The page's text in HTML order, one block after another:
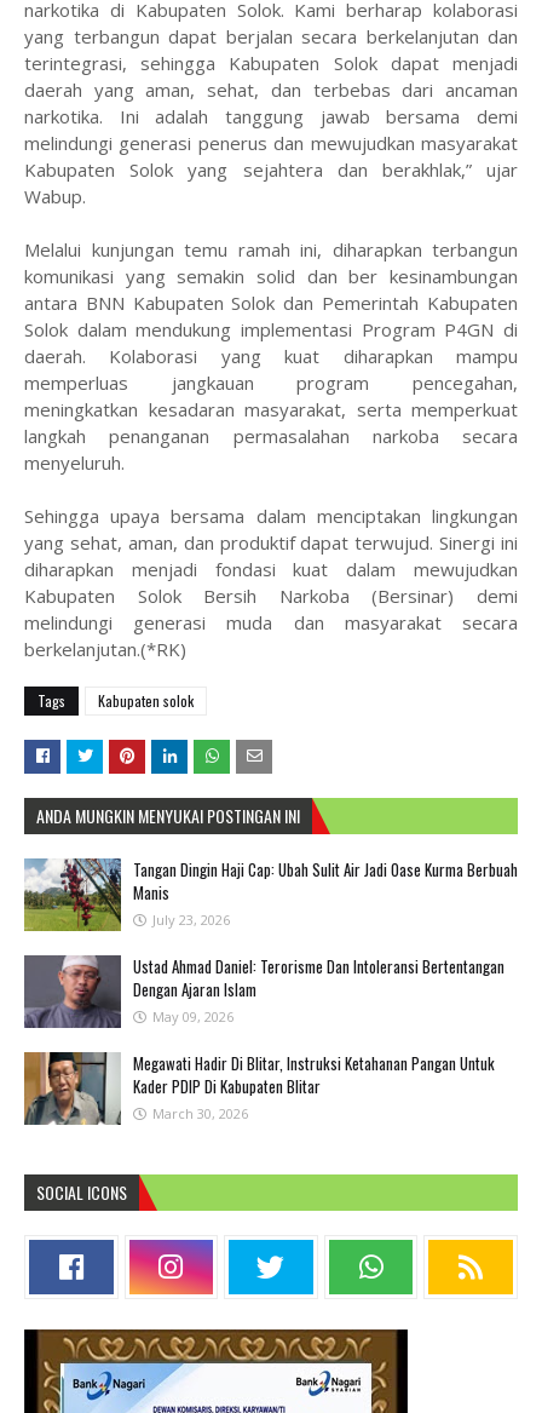
narkotika di Kabupaten Solok. Kami berharap kolaborasi
yang terbangun dapat berjalan secara berkelanjutan dan
terintegrasi, sehingga Kabupaten Solok dapat menjadi
daerah yang aman, sehat, dan terbebas dari ancaman
narkotika. Ini adalah tanggung jawab bersama demi
melindungi generasi penerus dan mewujudkan masyarakat
Kabupaten Solok yang sejahtera dan berakhlak,” ujar
Wabup.
Melalui kunjungan temu ramah ini, diharapkan terbangun
komunikasi yang semakin solid dan ber kesinambungan
antara BNN Kabupaten Solok dan Pemerintah Kabupaten
Solok dalam mendukung implementasi Program P4GN di
daerah. Kolaborasi yang kuat diharapkan mampu
memperluas jangkauan program pencegahan,
meningkatkan kesadaran masyarakat, serta memperkuat
langkah penanganan permasalahan narkoba secara
menyeluruh.
Sehingga upaya bersama dalam menciptakan lingkungan
yang sehat, aman, dan produktif dapat terwujud. Sinergi ini
diharapkan menjadi fondasi kuat dalam mewujudkan
Kabupaten Solok Bersih Narkoba (Bersinar) demi
melindungi generasi muda dan masyarakat secara
berkelanjutan.(*RK)
Tags Kabupaten solok
ANDA MUNGKIN MENYUKAI POSTINGAN INI
Tangan Dingin Haji Cap: Ubah Sulit Air Jadi Oase Kurma Berbuah
Manis
July 23, 2026
Ustad Ahmad Daniel: Terorisme Dan Intoleransi Bertentangan
Dengan Ajaran Islam
May 09, 2026
Megawati Hadir Di Blitar, Instruksi Ketahanan Pangan Untuk
Kader PDIP Di Kabupaten Blitar
March 30, 2026
SOCIAL ICONS